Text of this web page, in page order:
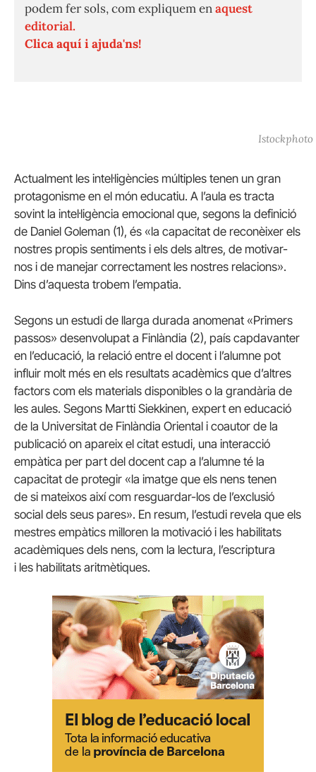
podem fer sols, com expliquem enaquest
editorial.
Clica aquí i ajuda'ns!
Istockphoto
Actualment les intel·ligències múltiples tenen un gran
protagonisme en el món educatiu. A l’aula es tracta
sovint la intel·ligència emocional que, segons la definició
de Daniel Goleman (1), és «la capacitat de reconèixer els
nostres propis sentiments i els dels altres, de motivar-
nos i de manejar correctament les nostres relacions».
Dins d’aquesta trobem l’empatia.
Segons un estudi de llarga durada anomenat «Primers
passos» desenvolupat a Finlàndia (2), país capdavanter
en l’educació, la relació entre el docent i l’alumne pot
influir molt més en els resultats acadèmics que d’altres
factors com els materials disponibles o la grandària de
les aules. Segons Martti Siekkinen, expert en educació
de la Universitat de Finlàndia Oriental i coautor de la
publicació on apareix el citat estudi, una interacció
empàtica per part del docent cap a l’alumne té la
capacitat de protegir «la imatge que els nens tenen
de si mateixos així com resguardar-los de l’exclusió
social dels seus pares». En resum, l’estudi revela que els
mestres empàtics milloren la motivació i les habilitats
acadèmiques dels nens, com la lectura, l’escriptura
i les habilitats aritmètiques.